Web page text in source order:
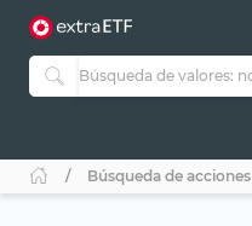
Búsqueda de acciones